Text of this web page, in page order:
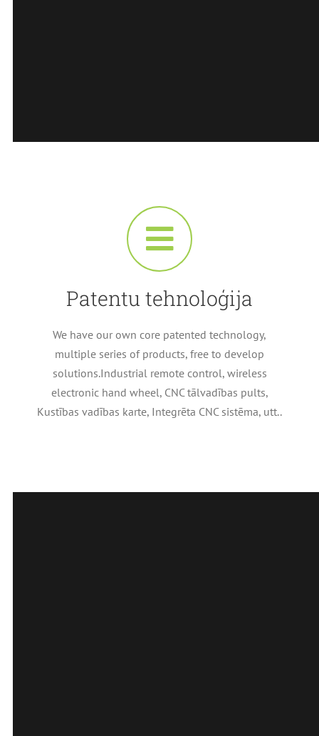
Patentu tehnoloģija
We have our own core patented technology,
multiple series of products, free to develop
solutions.Industrial remote control, wireless
electronic hand wheel, CNC tālvadības pults,
Kustības vadības karte, Integrēta CNC sistēma, utt..